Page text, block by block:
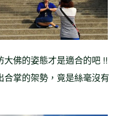
佛的姿態才是適合的吧 !!
掌的架勢，竟是絲毫沒有